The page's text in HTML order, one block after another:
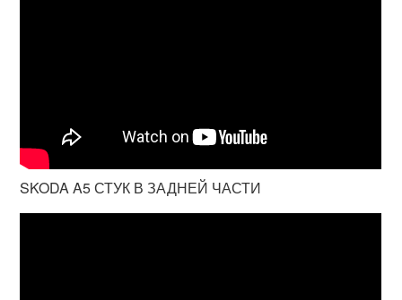
SKODA A5 СТУК В ЗАДНЕЙ ЧАСТИ